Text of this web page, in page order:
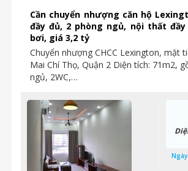
Cần chuyển nhượng căn hộ
đầy đủ, 2 phòng ngủ, nội thất
bơi, giá 3,2 tỷ
Chuyển nhượng CHCC Lexington, mặt
Mai Chí Thọ, Quận 2 Diện tích: 71m2,
ngủ, 2WC,…